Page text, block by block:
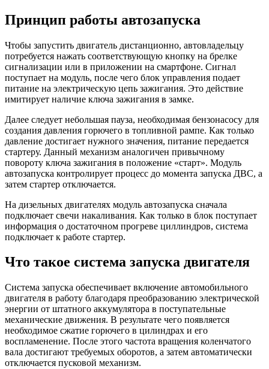
Принцип работы автозапуска
Чтобы запустить двигатель дистанционно, автовладельцу
потребуется нажать соответствующую кнопку на брелке
сигнализации или в приложении на смартфоне. Сигнал
поступает на модуль, после чего блок управления подает
питание на электрическую цепь зажигания. Это действие
имитирует наличие ключа зажигания в замке.
Далее следует небольшая пауза, необходимая бензонасосу для
создания давления горючего в топливной рампе. Как только
давление достигает нужного значения, питание передается
стартеру. Данный механизм аналогичен привычному
повороту ключа зажигания в положение «старт». Модуль
автозапуска контролирует процесс до момента запуска ДВС, а
затем стартер отключается.
На дизельных двигателях модуль автозапуска сначала
подключает свечи накаливания. Как только в блок поступает
информация о достаточном прогреве циллиндров, система
подключает к работе стартер.
Что такое система запуска двигателя
Система запуска обеспечивает включение автомобильного
двигателя в работу благодаря преобразованию электрической
энергии от штатного аккумулятора в поступательные
механические движения. В результате чего появляется
необходимое сжатие горючего в цилиндрах и его
воспламенение. После этого частота вращения коленчатого
вала достигают требуемых оборотов, а затем автоматически
отключается пусковой механизм.